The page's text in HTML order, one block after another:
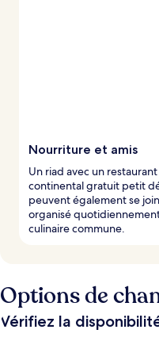
Nourriture et amis
Un riad avec un
continental gratuit petit
peuvent également se
organisé
culinaire commune.
Options de
Vérifiez la